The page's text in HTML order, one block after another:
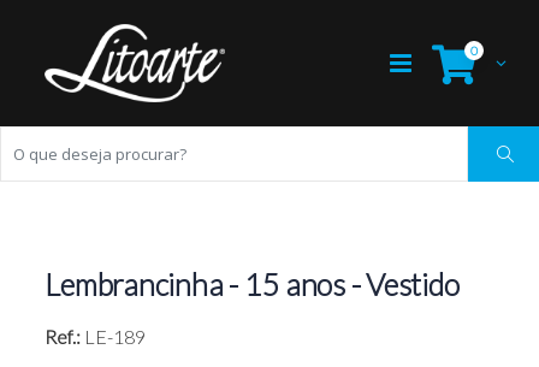
0
Lembrancinha - 15 anos - Vestido
Ref.: LE-189